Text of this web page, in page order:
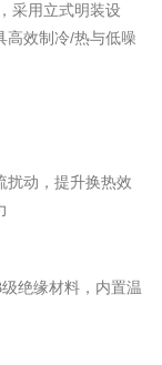
采用立式明装设
高效制冷/热与低噪
扰动，提升换热效
绝缘材料，内置温